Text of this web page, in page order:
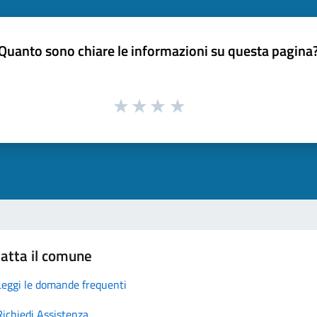
sono chiare le informazioni su questa
il comune
le domande frequenti